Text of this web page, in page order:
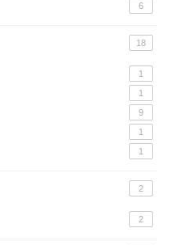
6
18
1
1
9
1
1
2
2